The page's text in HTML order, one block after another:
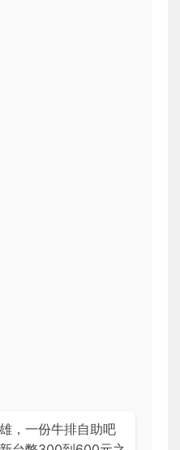
，一份牛排自助吧